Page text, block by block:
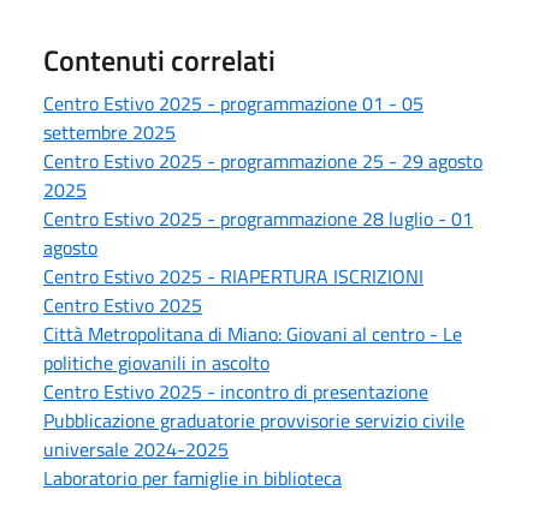
Contenuti correlati
Centro Estivo 2025 - programmazione 01 - 05
settembre 2025
Centro Estivo 2025 - programmazione 25 - 29 agosto
2025
Centro Estivo 2025 - programmazione 28 luglio - 01
agosto
Centro Estivo 2025 - RIAPERTURA ISCRIZIONI
Centro Estivo 2025
Città Metropolitana di Miano: Giovani al centro - Le
politiche giovanili in ascolto
Centro Estivo 2025 - incontro di presentazione
Pubblicazione graduatorie provvisorie servizio civile
universale 2024-2025
Laboratorio per famiglie in biblioteca